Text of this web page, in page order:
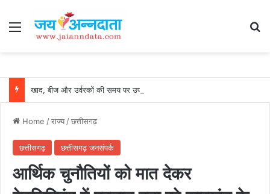
Menu
Home /राज्य/छत्तीसगढ़
छत्तीसगढ़ छत्तीसगढ़ जनसंपर्क
आर्थिक चुनौतियों को मात देकर